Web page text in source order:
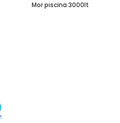
Mor piscina 3000lt